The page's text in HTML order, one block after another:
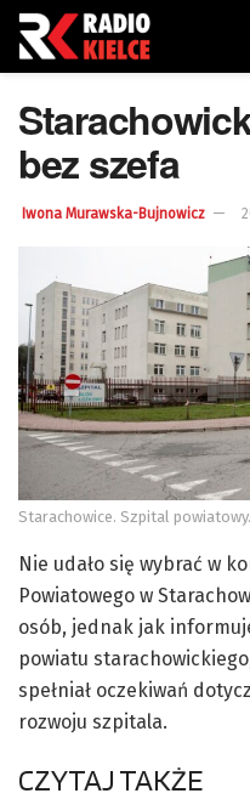
bez szefa
Iwona Murawska-Bujnowicz
Starachowice. Szpital
Nie udało się wybrać w
Powiatowego w
osób, jednak jak
powiatu
spełniał oczekiwań
rozwoju szpitala.
CZYTAJ TAKŻE